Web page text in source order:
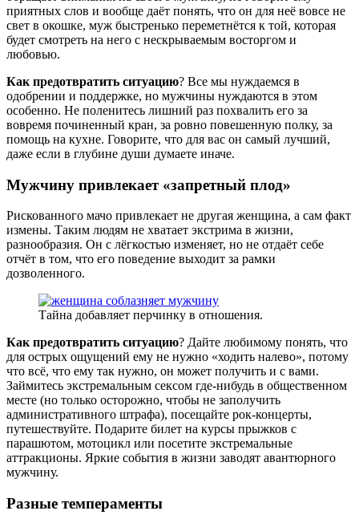
приятных слов и вообще даёт понять, что он для неё вовсе не
свет в окошке, муж быстренько переметнётся к той, которая
будет смотреть на него с нескрываемым восторгом и
любовью.
Как предотвратить ситуацию? Все мы нуждаемся в
одобрении и поддержке, но мужчины нуждаются в этом
особенно. Не поленитесь лишний раз похвалить его за
вовремя починенный кран, за ровно повешенную полку, за
помощь на кухне. Говорите, что для вас он самый лучший,
даже если в глубине души думаете иначе.
Мужчину привлекает «запретный плод»
Рискованного мачо привлекает не другая женщина, а сам факт
измены. Таким людям не хватает экстрима в жизни,
разнообразия. Он с лёгкостью изменяет, но не отдаёт себе
отчёт в том, что его поведение выходит за рамки
дозволенного.
Тайна добавляет перчинку в отношения.
Как предотвратить ситуацию? Дайте любимому понять, что
для острых ощущений ему не нужно «ходить налево», потому
что всё, что ему так нужно, он может получить и с вами.
Займитесь экстремальным сексом где-нибудь в общественном
месте (но только осторожно, чтобы не заполучить
административного штрафа), посещайте рок-концерты,
путешествуйте. Подарите билет на курсы прыжков с
парашютом, мотоцикл или посетите экстремальные
аттракционы. Яркие события в жизни заводят авантюрного
мужчину.
Разные темпераменты